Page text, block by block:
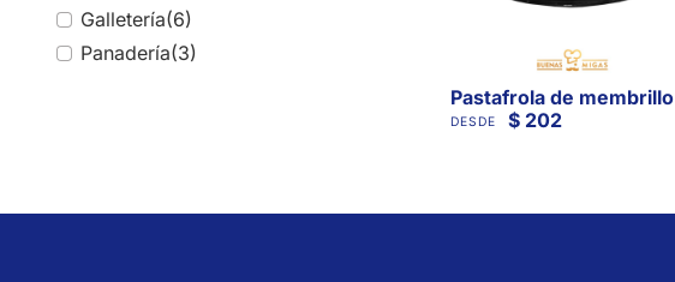
Galletería(6)
Panadería(3)
Pastafrola de membrillo
DESDE $202